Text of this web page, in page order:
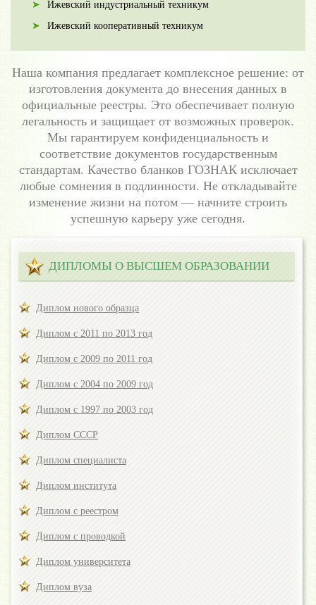
Ижевский индустриальный техникум
Ижевский кооперативный техникум
Наша компания предлагает комплексное решение: от
изготовления документа до внесения данных в
официальные реестры. Это обеспечивает полную
легальность и защищает от возможных проверок.
Мы гарантируем конфиденциальность и
соответствие документов государственным
стандартам. Качество бланков ГОЗНАК исключает
любые сомнения в подлинности. Не откладывайте
изменение жизни на потом — начните строить
успешную карьеру уже сегодня.
ДИПЛОМЫ О ВЫСШЕМ ОБРАЗОВАНИИ
Диплом нового образца
Диплом с 2011 по 2013 год
Диплом с 2009 по 2011 год
Диплом с 2004 по 2009 год
Диплом с 1997 по 2003 год
Диплом СССР
Диплом специалиста
Диплом института
Диплом с реестром
Диплом с проводкой
Диплом университета
Диплом вуза